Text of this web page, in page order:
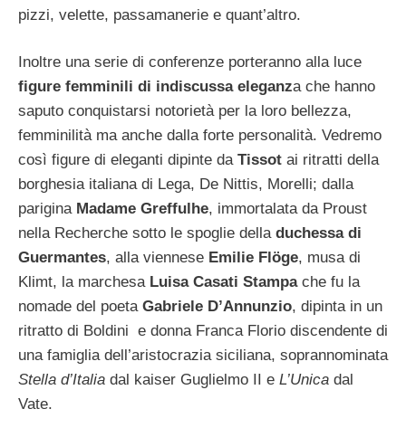
pizzi, velette, passamanerie e quant’altro.
Inoltre una serie di conferenze porteranno alla luce
figure femminili di indiscussa eleganza che hanno
saputo conquistarsi notorietà per la loro bellezza,
femminilità ma anche dalla forte personalità. Vedremo
così figure di eleganti dipinte da Tissot ai ritratti della
borghesia italiana di Lega, De Nittis, Morelli; dalla
parigina Madame Greffulhe, immortalata da Proust
nella Recherche sotto le spoglie della duchessa di
Guermantes, alla viennese Emilie Flöge, musa di
Klimt, la marchesa Luisa Casati Stampache fu la
nomade del poeta Gabriele D’Annunzio, dipinta in un
ritratto di Boldini e donna Franca Florio discendente di
una famiglia dell’aristocrazia siciliana, soprannominata
Stella d’Italia dal kaiser Guglielmo II e L’Unica dal
Vate.